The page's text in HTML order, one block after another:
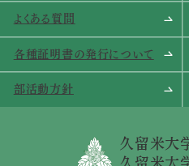
よくある質問
各種証明書の発行について
部活動方針
久留米大
久留米大